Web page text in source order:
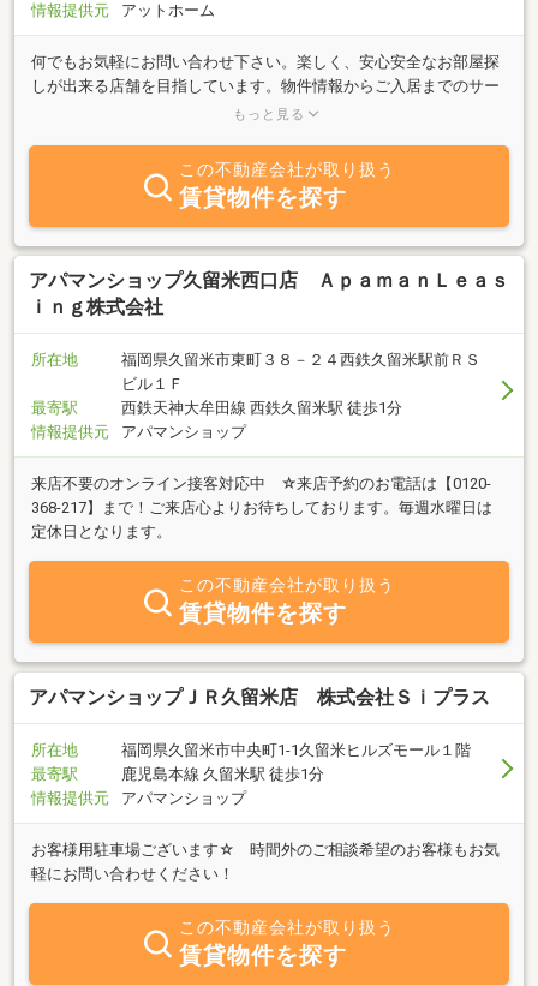
情報提供元
アットホーム
何でもお気軽にお問い合わせ下さい。楽しく、安心安全なお部屋探
しが出来る店舗を目指しています。物件情報からご入居までのサー
ビスをスタッフ一同、精一杯努めさせて頂きます。★女性スタッフ
ださい。★電話工事完了しました。ご迷惑をおかけしました。★当
事務所ビル駐車場拡張工事(11台を予定）を行います。よろしくお願
もっと見る
この不動産会社が取り扱う
賃貸物件を探す
アパマンショップ久留米西口店 ＡｐａｍａｎＬｅａｓ
ｉｎｇ株式会社
所在地
福岡県久留米市東町３８－２４西鉄久留米駅前ＲＳ
ビル１Ｆ
最寄駅
西鉄天神大牟田線 西鉄久留米駅 徒歩1分
情報提供元
アパマンショップ
来店不要のオンライン接客対応中 ☆来店予約のお電話は【0120-
368-217】まで！ご来店心よりお待ちしております。毎週水曜日は
定休日となります。
この不動産会社が取り扱う
賃貸物件を探す
アパマンショップＪＲ久留米店 株式会社Ｓｉプラス
所在地
福岡県久留米市中央町1-1久留米ヒルズモール１階
最寄駅
鹿児島本線 久留米駅 徒歩1分
情報提供元
アパマンショップ
お客様用駐車場ございます☆ 時間外のご相談希望のお客様もお気
軽にお問い合わせください！
この不動産会社が取り扱う
賃貸物件を探す